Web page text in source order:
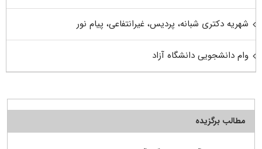
شهریه دکتری شبانه، پردیس، غیرانتفاعی، پیام نور
وام دانشجویی دانشگاه آزاد
مطالب برگزیده